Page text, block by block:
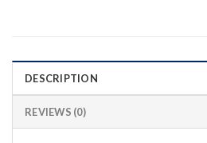
DESCRIPTION
REVIEWS (0)